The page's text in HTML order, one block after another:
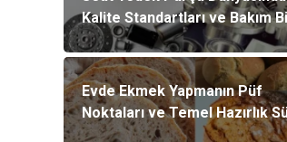
Kalite Standartları ve Bakım
Evde Ekmek Yapmanın Püf
Noktaları ve Temel Hazırlık